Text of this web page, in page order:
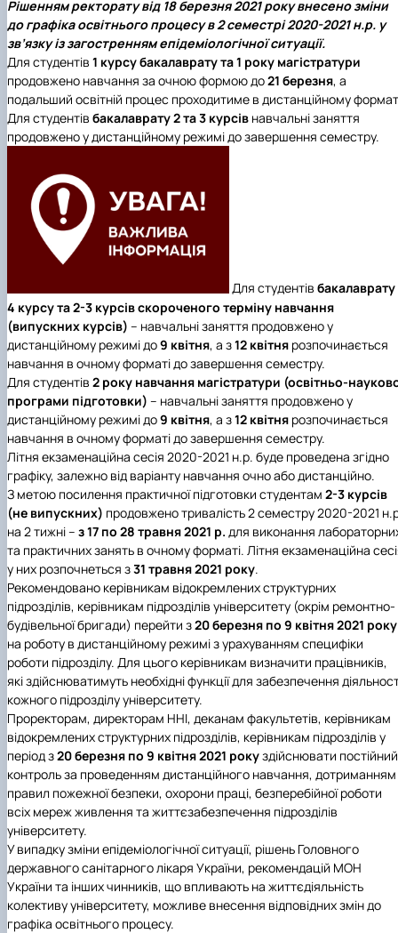
ідентифікації сортів рослин"
І міжнародна конференція присвячена 90-
річчю від дня народження вченого М.О. Зе…
Рішенням ректорату від 18 березня 2021 року внесено зміни
до графіка освітнього процесу в 2 семестрі 2020-2021 н.р. у
зв’язку із загостренням епідеміологічної ситуації.
Для студентів 1 курсу бакалаврату та 1 року магістратури
продовжено навчання за очною формою до21 березня, а
подальший освітній процес проходитиме в дистанційному
Для студентів бакалаврату 2 та 3 курсів навчальні заняття
продовжено у дистанційному режимі до завершення семестру.
Для студентів бакалаврату
4 курсу та 2-3 курсівскороченого терміну навчання
(випускних курсів) – навчальні заняття продовжено у
дистанційному режимі до9 квітня, а з12 квітня розпочинається
навчання в очному форматі до завершення семестру.
Для студентів 2 року навчання магістратури (освітньо-
програми підготовки) – навчальні заняття продовжено у
дистанційному режимі до9 квітня, а з12 квітня розпочинається
навчання в очному форматі до завершення семестру.
Літня екзаменаційна сесія 2020-2021 н.р. буде проведена згідно
графіку, залежно від варіанту навчання очно або дистанційно.
З метою посилення практичної підготовки студентам 2-3 курсів
(не випускних) продовжено тривалість 2 семестру 2020-2021
на 2 тижні – з 17 по 28 травня 2021 р. для виконання
та практичних занять в очному форматі. Літня екзаменаційна
у них розпочнеться з31 травня 2021 року.
Рекомендовано керівникам відокремлених структурних
підрозділів, керівникам підрозділів університету (окрім ремонтно-
будівельної бригади) перейти з20 березня по 9 квітня 2021 року
на роботу в дистанційному режимі з урахуванням специфіки
роботи підрозділу. Для цього керівникам визначити працівників,
які здійснюватимуть необхідні функції для забезпечення
кожного підрозділу університету.
Проректорам, директорам ННІ, деканам факультетів, керівникам
відокремлених структурних підрозділів, керівникам підрозділів у
період з20 березня по 9 квітня 2021 рокуздійснювати постійний
контроль за проведенням дистанційного навчання, дотриманням
правил пожежної безпеки, охорони праці, безперебійної роботи
всіх мереж живлення та життєзабезпечення підрозділів
університету.
У випадку зміни епідеміологічної ситуації, рішень Головного
державного санітарного лікаря України, рекомендацій МОН
України та інших чинників, що впливають на життєдіяльність
колективу університету, можливе внесення відповідних змін до
графіка освітнього процесу.